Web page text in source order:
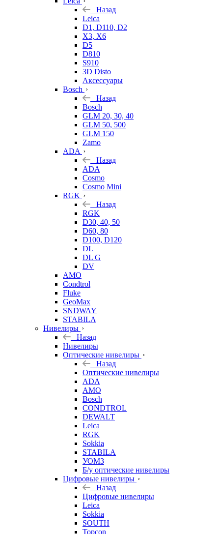
Назад
Leica
D1, D110, D2
X3, X6
D5
D810
S910
3D Disto
Аксессуары
Bosch
Назад
Bosch
GLM 20, 30, 40
GLM 50, 500
GLM 150
Zamo
ADA
Назад
ADA
Cosmo
Cosmo Mini
RGK
Назад
RGK
D30, 40, 50
D60, 80
D100, D120
DL
DL G
DV
AMO
Condtrol
Fluke
GeoMax
SNDWAY
STABILA
Нивелиры
Назад
Нивелиры
Оптические нивелиры
Назад
Оптические нивелиры
ADA
AMO
Bosch
CONDTROL
DEWALT
Leica
RGK
Sokkia
STABILA
УОМЗ
Б/у оптические нивелиры
Цифровые нивелиры
Назад
Цифровые нивелиры
Leica
Sokkia
SOUTH
Topcon